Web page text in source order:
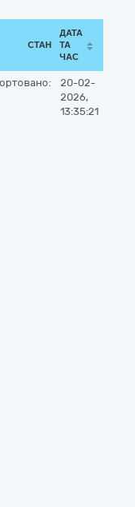
СТАН
ДАТА
ТА
ЧАС
20-02-
2026,
13:35:21